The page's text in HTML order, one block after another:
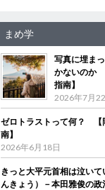
まめ学
写真に埋ま
かないのか
指南】
2026年7月
ゼロトラストって何？ 【
南】
2026年6月18日
きっと大平元首相は泣い
んきょう）－本田雅俊の政